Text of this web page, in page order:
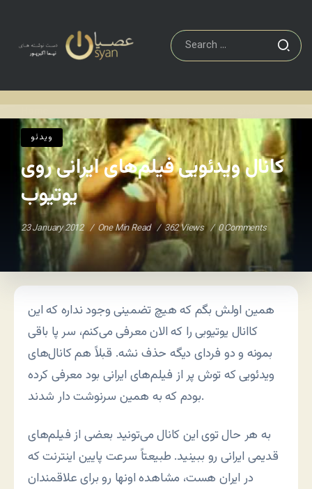
ویدئو
کانال ویدئویی فیلم‌های ایرانی روی
یوتیوب
23 January 2012 One Min Read 362 Views 0 Comments
همین اولش بگم که هیچ تضمینی وجود نداره که این
کاانال یوتیوبی را که الان معرفی می‌کنم، سر پا باقی
بمونه و دو فردای دیگه حذف نشه. قبلاً هم کانال‌های
ویدئویی که توش پر از فیلم‌های ایرانی بود معرفی کرده
بودم که به همین سرنوشت دار شدند.
به هر حال توی این کانال می‌تونید بعضی از فیلم‌های
قدیمی ایرانی رو ببینید. طبیعتاً سرعت پایین اینترنت که
در ایران هست، مشاهده اونها رو برای علاقمندان